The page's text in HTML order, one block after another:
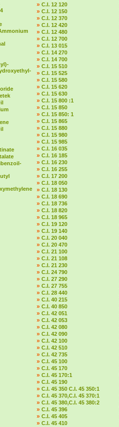
» C.I. 12 120
» C.I. 12 150
» C.I. 12 370
» C.I. 12 420
» C.I. 12 480
» C.I. 12 700
» C.I. 13 015
» C.I. 14 270
» C.I. 14 700
» C.I. 15 510
» C.I. 15 525
» C.I. 15 580
» C.I. 15 620
» C.I. 15 630
» C.I. 15 800 :1
» C.I. 15 850
» C.I. 15 850: 1
» C.I. 15 865
» C.I. 15 880
» C.I. 15 980
» C.I. 15 985
» C.I. 16 035
» C.I. 16 185
» C.I. 16 230
» C.I. 16 255
» C.I. 17 200
» C.I. 18 050
» C.I. 18 130
» C.I. 18 690
» C.I. 18 736
» C.I. 18 820
» C.I. 18 965
» C.I. 19 120
» C.I. 19 140
» C.I. 20 040
» C.I. 20 470
» C.I. 21 100
» C.I. 21 108
» C.I. 21 230
» C.I. 24 790
» C.I. 27 290
» C.I. 27 755
» C.I. 28 440
» C.I. 40 215
» C.I. 40 850
» C.I. 42 051
» C.I. 42 053
» C.I. 42 080
» C.I. 42 090
» C.I. 42 100
» C.I. 42 510
» C.I. 42 735
» C.I. 45 100
» C.I. 45 170
» C.I. 45 170:1
» C.I. 45 190
» C.I. 45 350 C.I. 45 350:1
» C.I. 45 370,C.I. 45 370:1
» C.I. 45 380,C.I. 45 380:2
» C.I. 45 396
» C.I. 45 405
» C.I. 45 410